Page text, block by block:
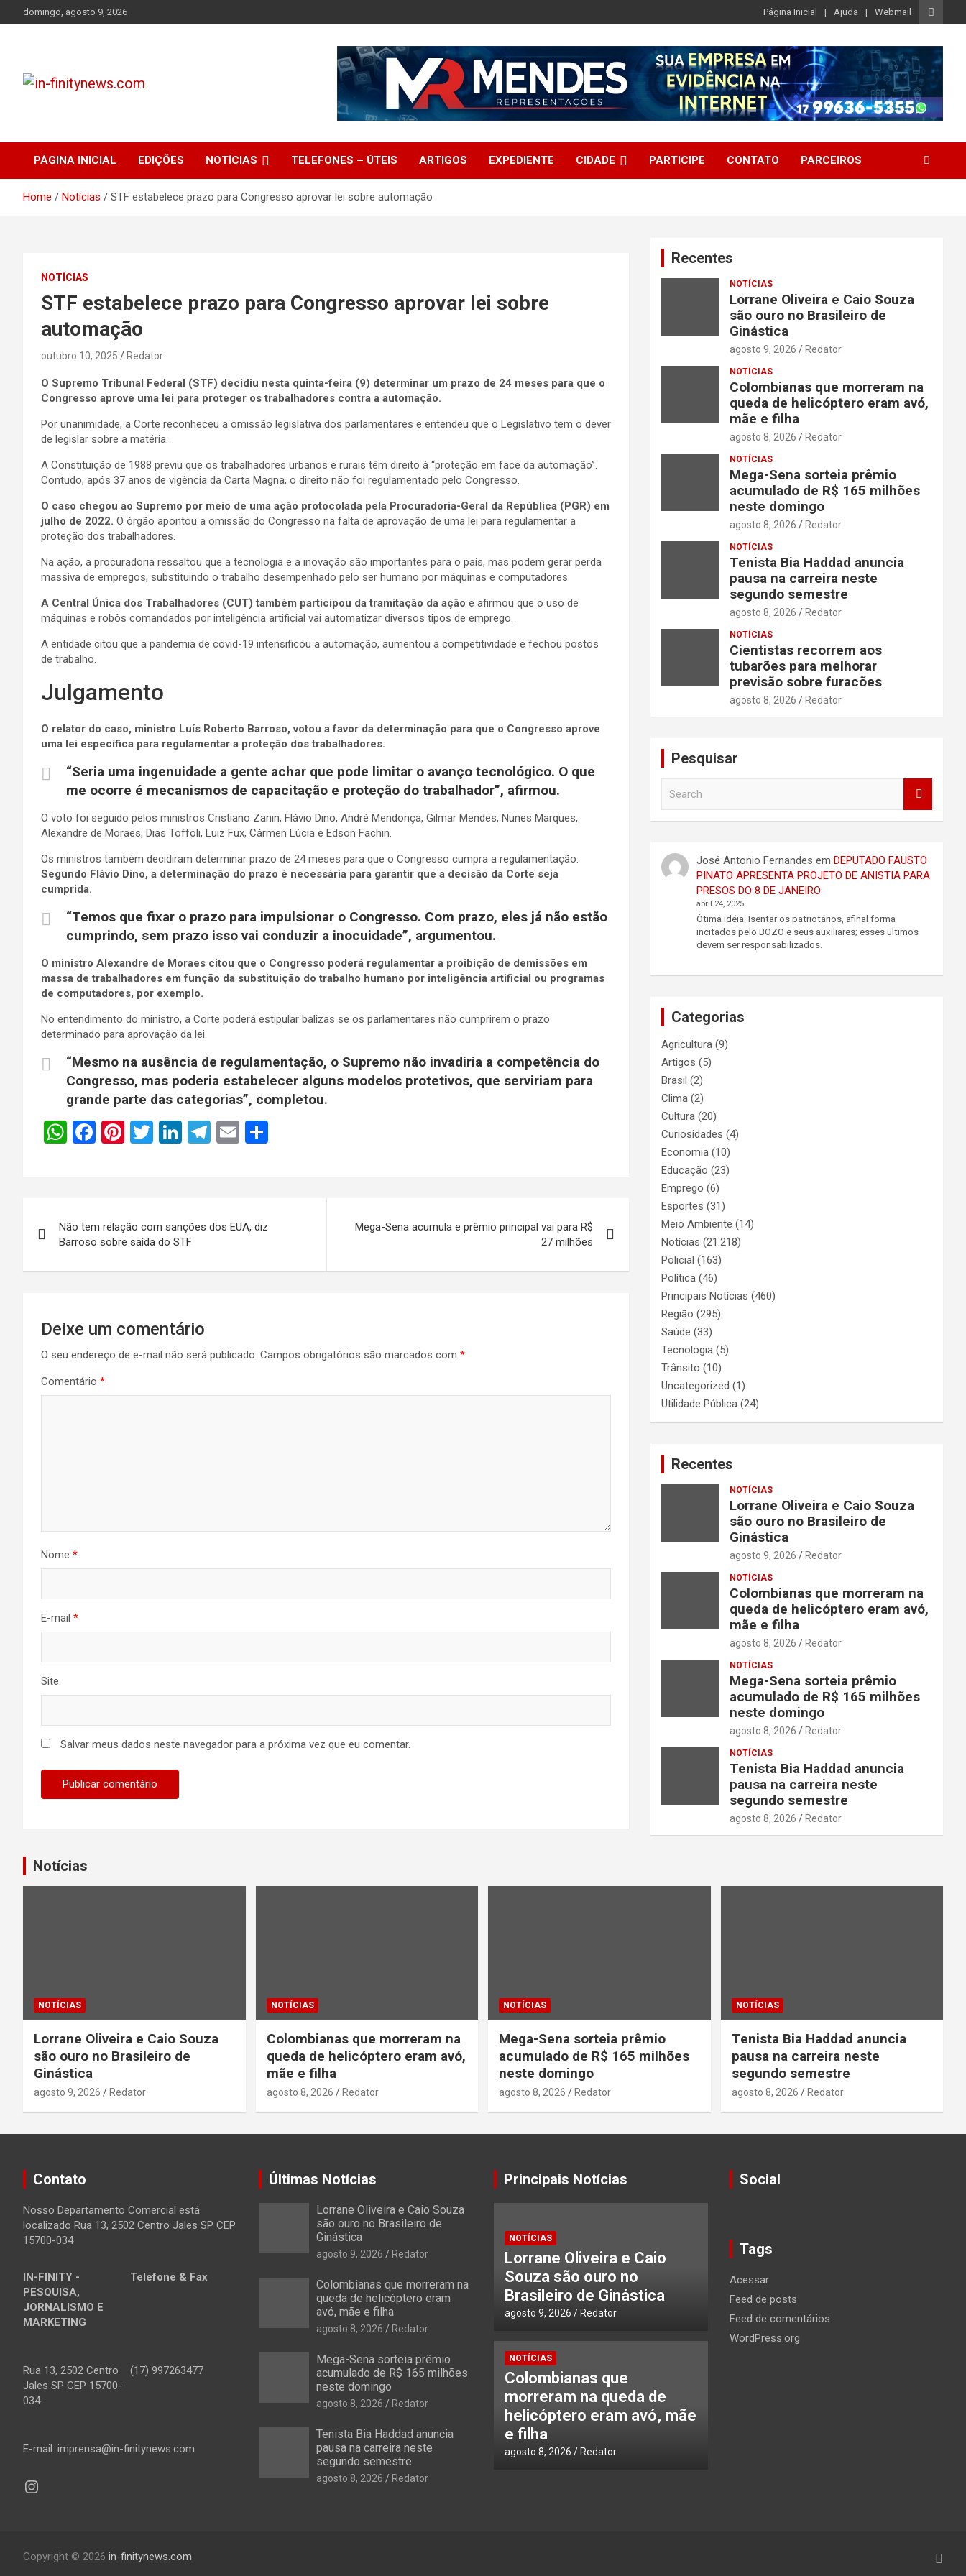
to
domingo, agosto 9, 2026 Página Inicial Ajuda Webmail
PÁGINA INICIAL EDIÇÕES NOTÍCIAS TELEFONES – ÚTEIS ARTIGOS EXPEDIENTE CIDADE PARTICIPE CONTATO PARCEIROS
Home Notícias STF estabelece prazo para Congresso aprovar lei sobre automação
NOTÍCIAS
STF estabelece prazo para Congresso aprovar lei sobre
automação
outubro 10, 2025 Redator
O Supremo Tribunal Federal (STF) decidiu nesta quinta-feira (9) determinar um prazo de 24 meses para que o
Congresso aprove uma lei para proteger os trabalhadores contra a automação.
Por unanimidade, a Corte reconheceu a omissão legislativa dos parlamentares e entendeu que o Legislativo tem o dever
de legislar sobre a matéria.
A Constituição de 1988 previu que os trabalhadores urbanos e rurais têm direito à “proteção em face da automação”.
Contudo, após 37 anos de vigência da Carta Magna, o direito não foi regulamentado pelo Congresso.
O caso chegou ao Supremo por meio de uma ação protocolada pela Procuradoria-Geral da República (PGR) em
julho de 2022. O órgão apontou a omissão do Congresso na falta de aprovação de uma lei para regulamentar a
proteção dos trabalhadores.
Na ação, a procuradoria ressaltou que a tecnologia e a inovação são importantes para o país, mas podem gerar perda
massiva de empregos, substituindo o trabalho desempenhado pelo ser humano por máquinas e computadores.
A Central Única dos Trabalhadores (CUT) também participou da tramitação da ação e afirmou que o uso de
máquinas e robôs comandados por inteligência artificial vai automatizar diversos tipos de emprego.
A entidade citou que a pandemia de covid-19 intensificou a automação, aumentou a competitividade e fechou postos
de trabalho.
Julgamento
O relator do caso, ministro Luís Roberto Barroso, votou a favor da determinação para que o Congresso aprove
uma lei específica para regulamentar a proteção dos trabalhadores.
“Seria uma ingenuidade a gente achar que pode limitar o avanço tecnológico. O que
me ocorre é mecanismos de capacitação e proteção do trabalhador”, afirmou.
O voto foi seguido pelos ministros Cristiano Zanin, Flávio Dino, André Mendonça, Gilmar Mendes, Nunes Marques,
Alexandre de Moraes, Dias Toffoli, Luiz Fux, Cármen Lúcia e Edson Fachin.
Os ministros também decidiram determinar prazo de 24 meses para que o Congresso cumpra a regulamentação.
Segundo Flávio Dino, a determinação do prazo é necessária para garantir que a decisão da Corte seja
cumprida.
“Temos que fixar o prazo para impulsionar o Congresso. Com prazo, eles já não estão
cumprindo, sem prazo isso vai conduzir a inocuidade”, argumentou.
O ministro Alexandre de Moraes citou que o Congresso poderá regulamentar a proibição de demissões em
massa de trabalhadores em função da substituição do trabalho humano por inteligência artificial ou programas
de computadores, por exemplo.
No entendimento do ministro, a Corte poderá estipular balizas se os parlamentares não cumprirem o prazo
determinado para aprovação da lei.
“Mesmo na ausência de regulamentação, o Supremo não invadiria a competência do
Congresso, mas poderia estabelecer alguns modelos protetivos, que serviriam para
grande parte das categorias”, completou.
W
at
A
p
p
F
ce
o
o
k
Pi
er
t
T
tt
Li
ke
n
T
e
a
E
ail ar
de
Post
Não tem relação com sanções dos EUA, diz
Barroso sobre saída do STF
Mega-Sena acumula e prêmio principal vai para R$
27 milhões
Deixe um comentário
O seu endereço de e-mail não será publicado. Campos obrigatórios são marcados com *
Comentário *
Nome *
E-mail *
Site
Salvar meus dados neste navegador para a próxima vez que eu comentar.
Recentes
NOTÍCIAS
Lorrane Oliveira e Caio Souza
são ouro no Brasileiro de
Ginástica
agosto 9, 2026 Redator
NOTÍCIAS
Colombianas que morreram na
queda de helicóptero eram avó,
mãe e filha
agosto 8, 2026 Redator
NOTÍCIAS
Mega-Sena sorteia prêmio
acumulado de R$ 165 milhões
neste domingo
agosto 8, 2026 Redator
NOTÍCIAS
Tenista Bia Haddad anuncia
pausa na carreira neste
segundo semestre
agosto 8, 2026 Redator
NOTÍCIAS
Cientistas recorrem aos
tubarões para melhorar
previsão sobre furacões
agosto 8, 2026 Redator
Pesquisar
h
José Antonio Fernandes emDEPUTADO FAUSTO
PINATO APRESENTA PROJETO DE ANISTIA PARA
PRESOS DO 8 DE JANEIRO
abril 24, 2025
Ótima idéia. Isentar os patriotários, afinal forma
incitados pelo BOZO e seus auxiliares; esses ultimos
devem ser responsabilizados.
Categorias
Agricultura (9)
Artigos (5)
Brasil (2)
Clima (2)
Cultura (20)
Curiosidades (4)
Economia (10)
Educação (23)
Emprego (6)
Esportes (31)
Meio Ambiente (14)
Notícias (21.218)
Policial (163)
Política (46)
Principais Notícias (460)
Região (295)
Saúde (33)
Tecnologia (5)
Trânsito (10)
Uncategorized (1)
Utilidade Pública (24)
Recentes
NOTÍCIAS
Lorrane Oliveira e Caio Souza
são ouro no Brasileiro de
Ginástica
agosto 9, 2026 Redator
NOTÍCIAS
Colombianas que morreram na
queda de helicóptero eram avó,
mãe e filha
agosto 8, 2026 Redator
NOTÍCIAS
Mega-Sena sorteia prêmio
acumulado de R$ 165 milhões
neste domingo
agosto 8, 2026 Redator
NOTÍCIAS
Tenista Bia Haddad anuncia
pausa na carreira neste
segundo semestre
agosto 8, 2026 Redator
Notícias
NOTÍCIAS
Lorrane Oliveira e Caio Souza
são ouro no Brasileiro de
Ginástica
agosto 9, 2026 Redator
NOTÍCIAS
Colombianas que morreram na
queda de helicóptero eram avó,
mãe e filha
agosto 8, 2026 Redator
NOTÍCIAS
Mega-Sena sorteia prêmio
acumulado de R$ 165 milhões
neste domingo
agosto 8, 2026 Redator
NOTÍCIAS
Tenista Bia Haddad anuncia
pausa na carreira neste
segundo semestre
agosto 8, 2026 Redator
Contato
Nosso Departamento Comercial está
localizado Rua 13, 2502 Centro Jales SP CEP
15700-034
IN-FINITY -
PESQUISA,
JORNALISMO E
MARKETING
Telefone & Fax
Rua 13, 2502 Centro
Jales SP CEP 15700-
034
(17) 997263477
E-mail: imprensa@in-finitynews.com
Instagram
Últimas Notícias
Lorrane Oliveira e Caio Souza
são ouro no Brasileiro de
Ginástica
agosto 9, 2026 Redator
Colombianas que morreram na
queda de helicóptero eram
avó, mãe e filha
agosto 8, 2026 Redator
Mega-Sena sorteia prêmio
acumulado de R$ 165 milhões
neste domingo
agosto 8, 2026 Redator
Tenista Bia Haddad anuncia
pausa na carreira neste
segundo semestre
agosto 8, 2026 Redator
Principais Notícias
NOTÍCIAS
Lorrane Oliveira e Caio
Souza são ouro no
Brasileiro de Ginástica
agosto 9, 2026 Redator
NOTÍCIAS
Colombianas que
morreram na queda de
helicóptero eram avó, mãe
e filha
agosto 8, 2026 Redator
Social
Tags
Acessar
Feed de posts
Feed de comentários
WordPress.org
Copyright © 2026 in-finitynews.com